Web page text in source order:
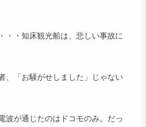
・・知床観光船は、悲しい事故に
、「お騒がせしました」じゃない
波が通じたのはドコモのみ。だっ